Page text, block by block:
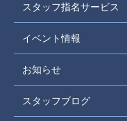
スタッフ指名サービス
イベント情報
お知らせ
スタッフブログ